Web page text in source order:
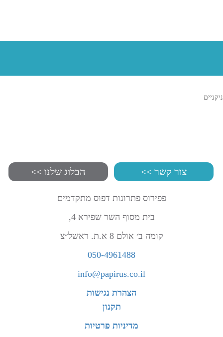
ניקניים
צור קשר >> הבלוג שלנו >>
פפירוס פתרונות דפוס מתקדמים
בית מסוף השר שפירא 4,
קומה ב׳ אולם 8 א.ת. ראשל״צ
050-4961488
info@papirus.co.il
הצהרת נגישות
תקנון
מדיניות פרטיות